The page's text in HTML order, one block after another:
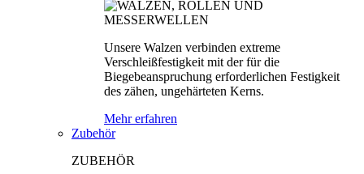
Unsere Walzen verbinden extreme
Verschleißfestigkeit mit der für die
Biegebeanspruchung erforderlichen Festigkeit
des zähen, ungehärteten Kerns.
Mehr erfahren
Zubehör
ZUBEHÖR